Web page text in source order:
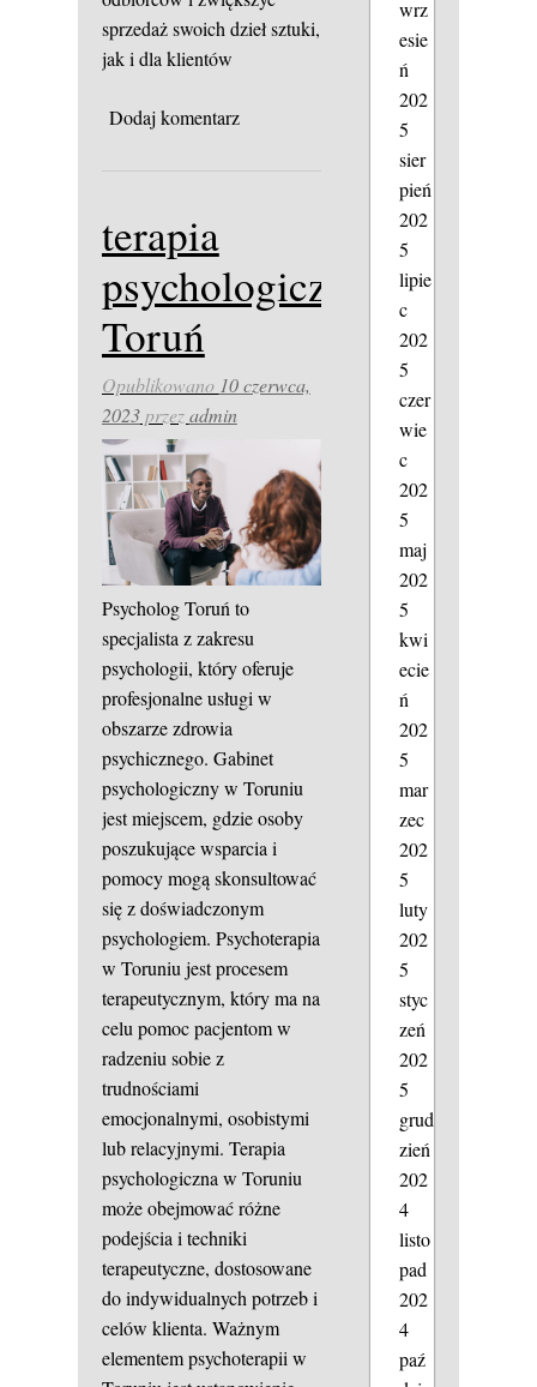
sprzedaż swoich dzieł sztuki,
jak i dla klientów
Dodaj komentarz
terapia
psychologiczna
Toruń
Opublikowano 10 czerwca,
2023przezadmin
Psycholog Toruń to
specjalista z zakresu
psychologii, który oferuje
profesjonalne usługi w
obszarze zdrowia
psychicznego. Gabinet
psychologiczny w Toruniu
jest miejscem, gdzie osoby
poszukujące wsparcia i
pomocy mogą skonsultować
się z doświadczonym
psychologiem. Psychoterapia
w Toruniu jest procesem
terapeutycznym, który ma na
celu pomoc pacjentom w
radzeniu sobie z
trudnościami
emocjonalnymi, osobistymi
lub relacyjnymi. Terapia
psychologiczna w Toruniu
może obejmować różne
podejścia i techniki
terapeutyczne, dostosowane
do indywidualnych potrzeb i
celów klienta. Ważnym
elementem psychoterapii w
wrz
esie
ń
202
5
sier
pień
202
5
lipie
c
202
5
czer
wie
c
202
5
maj
202
5
kwi
ecie
ń
202
5
mar
zec
202
5
luty
202
5
styc
zeń
202
5
grud
zień
202
4
listo
pad
202
4
paź